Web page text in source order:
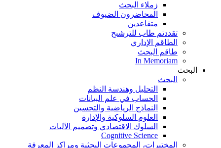
زملاء البحث
المحاضرون الضيوف
متقاعدين
تقددتم طاب للترشىح
الطاقم الإداري
طاقم البحث
In Memoriam
البحث
البحث
التحليل وهندسة النظم
الحساب في علم البيانات
النماذج الرياضية والتحسين
العلوم السلوكية والإدارة
السلوك الاقتصادي وتصميم الآليات
Cognitive Science
المختبرات، المجموعات البحثية ومراكز المعرفة